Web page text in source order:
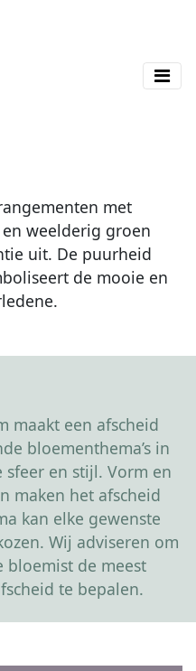
met
weelderig groen
uit. De puurheid
de mooie en
maakt een afscheid
bloementhema’s in
en stijl. Vorm en
maken het afscheid
kan elke gewenste
Wij adviseren om
bloemist de meest
te bepalen.